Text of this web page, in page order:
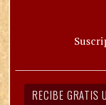
RECIBE GRATIS